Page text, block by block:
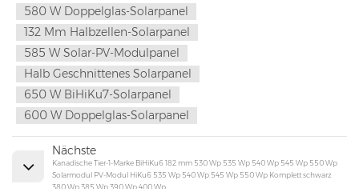
580 W Doppelglas-Solarpanel
132 Mm Halbzellen-Solarpanel
585 W Solar-PV-Modulpanel
Halb Geschnittenes Solarpanel
650 W BiHiKu7-Solarpanel
600 W Doppelglas-Solarpanel
Nächste
Kanadische Tier-1-Marke BiHiKu6 182 mm 530 Wp 535 Wp 540 Wp 545 Wp 550 Wp
Solarmodul PV-Modul HiKu6 535 Wp 540 Wp 545 Wp 550 Wp Komplett schwarz
380 Wp 385 Wp 390 Wp 400 Wp